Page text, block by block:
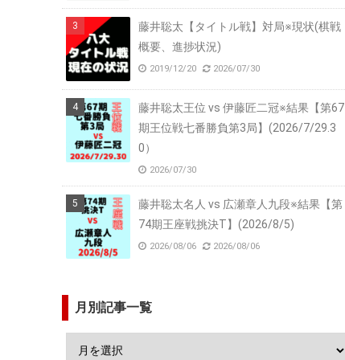
藤井聡太【タイトル戦】対局※現状(棋戦
概要、進捗状況)
2019/12/20 2026/07/30
藤井聡太王位 vs 伊藤匠二冠※結果【第67
期王位戦七番勝負第3局】(2026/7/29.3
0）
2026/07/30
藤井聡太名人 vs 広瀬章人九段※結果【第
74期王座戦挑決T】(2026/8/5)
2026/08/06 2026/08/06
月別記事一覧